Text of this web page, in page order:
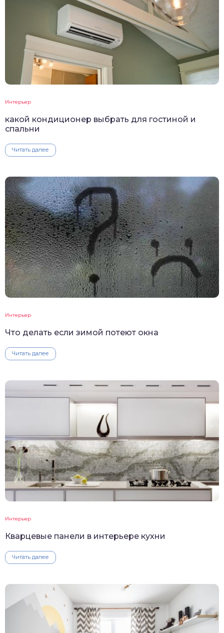
Интерьер
какой кондиционер выбрать для гостиной и
спальни
Читать далее
Интерьер
Что делать если зимой потеют окна
Читать далее
Интерьер
Кварцевые панели в интерьере кухни
Читать далее